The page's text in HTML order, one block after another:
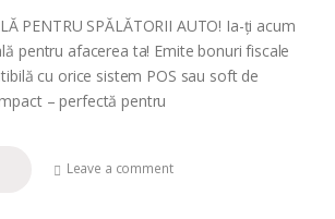
PENTRU SPĂLĂTORII AUTO! Ia-ți acum
pentru afacerea ta! Emite bonuri fiscale
cu orice sistem POS sau soft de
– perfectă pentru
Leave a comment